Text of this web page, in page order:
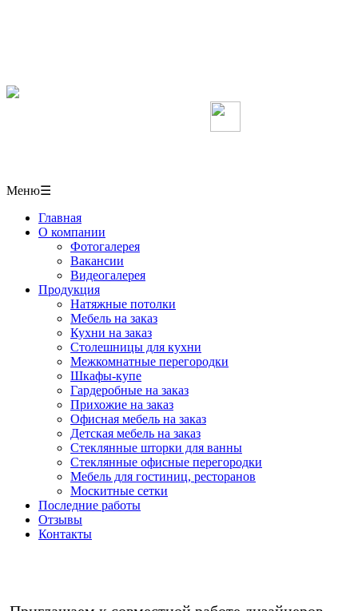
Меню☰
Главная
О компании
Фотогалерея
Вакансии
Видеогалерея
Продукция
Натяжные потолки
Мебель на заказ
Кухни на заказ
Столешницы для кухни
Межкомнатные перегородки
Шкафы-купе
Гардеробные на заказ
Прихожие на заказ
Офисная мебель на заказ
Детская мебель на заказ
Стеклянные шторки для ванны
Стеклянные офисные перегородки
Мебель для гостиниц, ресторанов
Москитные сетки
Последние работы
Отзывы
Контакты